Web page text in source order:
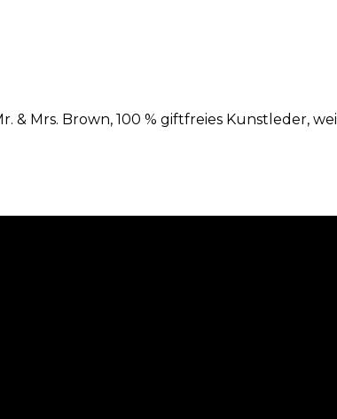
& Mrs. Brown, 100 % giftfreies Kunstleder,